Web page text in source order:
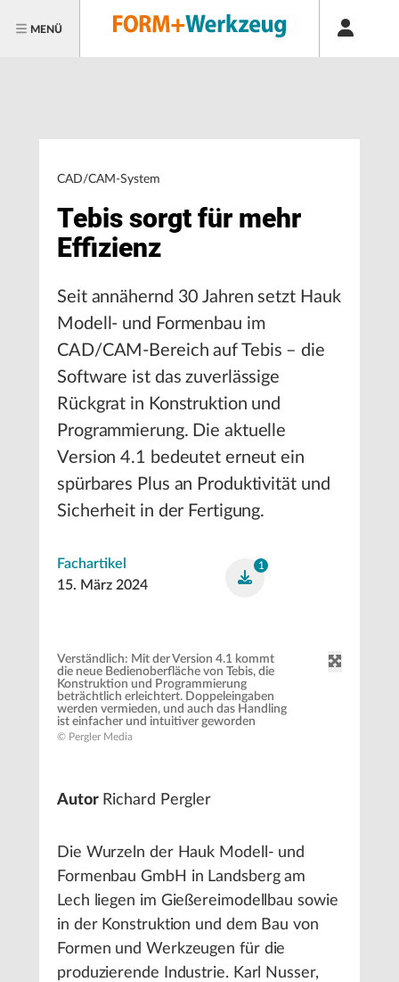
MENÜ
CAD/CAM-System
Tebis sorgt für mehr
Effizienz
Seit annähernd 30 Jahren setzt Hauk
Modell- und Formenbau im
CAD/CAM-Bereich auf Tebis – die
Software ist das zuverlässige
Rückgrat in Konstruktion und
Programmierung. Die aktuelle
Version 4.1 bedeutet erneut ein
spürbares Plus an Produktivität und
Sicherheit in der Fertigung.
Fachartikel
15. März 2024
1
Verständlich: Mit der Version 4.1 kommt
die neue Bedienoberfläche von Tebis, die
Konstruktion und Programmierung
beträchtlich erleichtert. Doppeleingaben
werden vermieden, und auch das Handling
ist einfacher und intuitiver geworden
© Pergler Media
AutorRichard Pergler
Die Wurzeln der Hauk Modell- und
Formenbau GmbH in Landsberg am
Lech liegen im Gießereimodellbau sowie
in der Konstruktion und dem Bau von
Formen und Werkzeugen für die
produzierende Industrie. Karl Nusser,